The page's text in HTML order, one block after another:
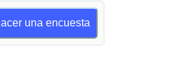
una encuesta